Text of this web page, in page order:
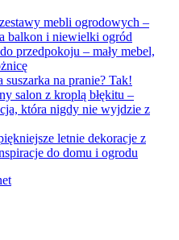
mebli ogrodowych –
balkon i niewielki ogród
przedpokoju – mały mebel,
suszarka na pranie? Tak!
salon z kroplą błękitu –
która nigdy nie wyjdzie z
letnie dekoracje z
do domu i ogrodu